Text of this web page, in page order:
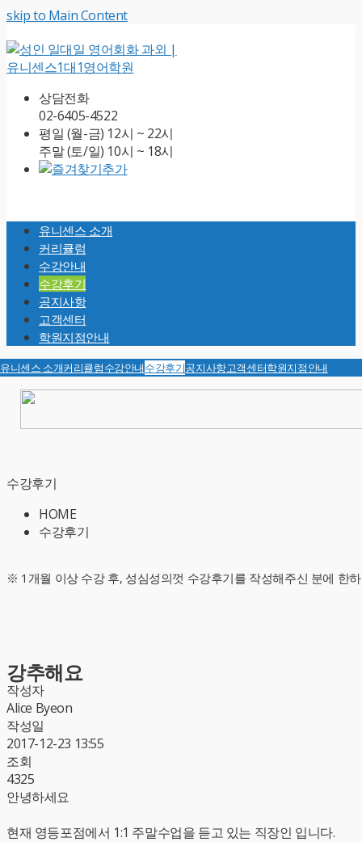
skip to Main Content
상담전화
02-6405-4522
평일 (월-금) 12시 ~ 22시
주말 (토/일) 10시 ~ 18시
Menu유니센스 소개
커리큘럼
수강안내
수강후기
공지사항
고객센터
학원지점안내
유니센스 소개커리큘럼수강안내수강후기공지사항고객센터학원지점안내
수강후기
HOME
수강후기
※ 1개월 이상 수강 후, 성심성의껏 수강후기를 작성해주신 분에 한
강추해요
작성자
Alice Byeon
작성일
2017-12-23 13:55
조회
4325
안녕하세요
현재 영등포점에서 1:1 주말수업을 듣고 있는 직장인 입니다.